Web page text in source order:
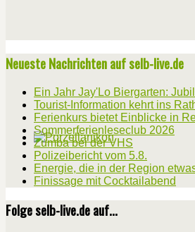
Neueste Nachrichten auf selb-live.de
Ein Jahr Jay'Lo Biergarten:
Tourist-Information kehrt ins
Ferienkurs bietet Einblicke in
Sommerferienleseclub 2026
Zumba bei der VHS
Polizeibericht vom 5.8.
Energie, die in der Region
Finissage mit Cocktailabend
Folge selb-live.de auf...